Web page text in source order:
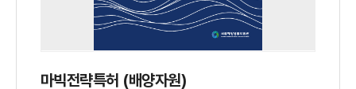
마빅전략특허 (배양자원)